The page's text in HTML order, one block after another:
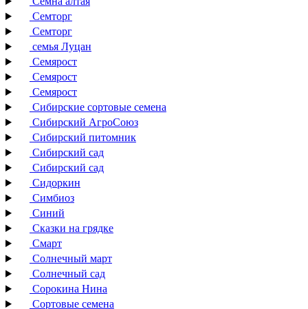
Семторг
Семторг
семья Луцан
Семярост
Семярост
Семярост
Сибирские сортовые семена
Сибирский АгроСоюз
Сибирский питомник
Сибирский сад
Сибирский сад
Сидоркин
Симбиоз
Синий
Сказки на грядке
Смарт
Солнечный март
Солнечный сад
Сорокина Нина
Сортовые семена